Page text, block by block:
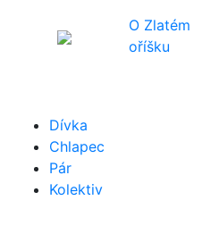
O Zlatém
oříšku
Dívka
Chlapec
Pár
Kolektiv